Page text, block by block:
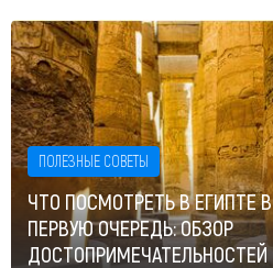
ПОЛЕЗНЫЕ СОВЕТЫ
ЧТО ПОСМОТРЕТЬ В ЕГИПТЕ В
ПЕРВУЮ ОЧЕРЕДЬ: ОБЗОР
ДОСТОПРИМЕЧАТЕЛЬНОСТЕЙ